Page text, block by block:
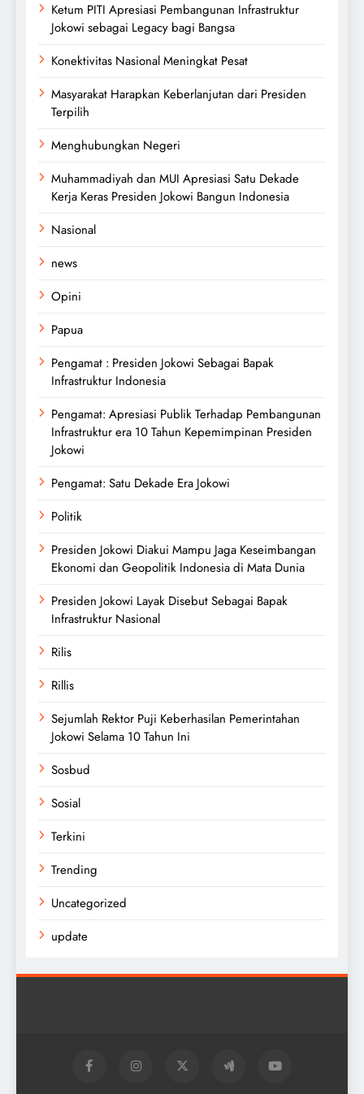
Ketum PITI Apresiasi Pembangunan Infrastruktur
Jokowi sebagai Legacy bagi Bangsa
Konektivitas Nasional Meningkat Pesat
Masyarakat Harapkan Keberlanjutan dari Presiden
Terpilih
Menghubungkan Negeri
Muhammadiyah dan MUI Apresiasi Satu Dekade
Kerja Keras Presiden Jokowi Bangun Indonesia
Nasional
news
Opini
Papua
Pengamat : Presiden Jokowi Sebagai Bapak
Infrastruktur Indonesia
Pengamat: Apresiasi Publik Terhadap Pembangunan
Infrastruktur era 10 Tahun Kepemimpinan Presiden
Jokowi
Pengamat: Satu Dekade Era Jokowi
Politik
Presiden Jokowi Diakui Mampu Jaga Keseimbangan
Ekonomi dan Geopolitik Indonesia di Mata Dunia
Presiden Jokowi Layak Disebut Sebagai Bapak
Infrastruktur Nasional
Rilis
Rillis
Sejumlah Rektor Puji Keberhasilan Pemerintahan
Jokowi Selama 10 Tahun Ini
Sosbud
Sosial
Terkini
Trending
Uncategorized
update